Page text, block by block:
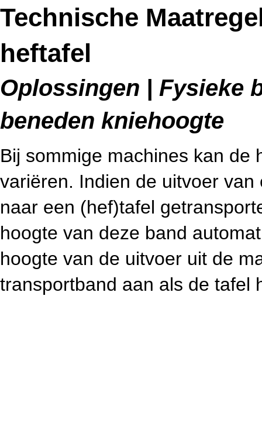
Technische
heftafel
Oplossingen | Fysieke
beneden kniehoogte
Bij sommige machines kan de
variëren. Indien de uitvoer
naar een (hef)tafel
hoogte van deze band
hoogte van de uitvoer uit de
transportband aan als de tafel